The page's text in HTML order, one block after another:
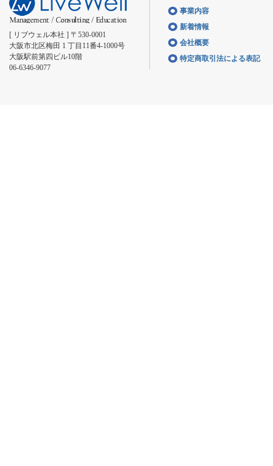
[ リブウェル本社 ] 〒530-0001
大阪市北区梅田 1 丁目11番4-1000号
大阪駅前第四ビル10階
06-6346-9077
事業内容
新着情報
会社概要
特定商取引法による表記